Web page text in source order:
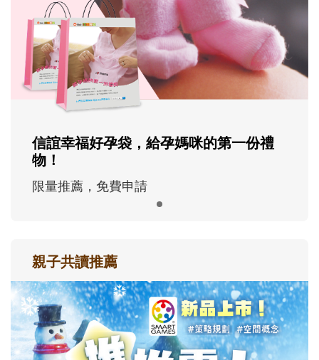
信誼幸福好孕袋，給孕媽咪的第一份禮
物！
限量推薦，免費申請
親子共讀推薦